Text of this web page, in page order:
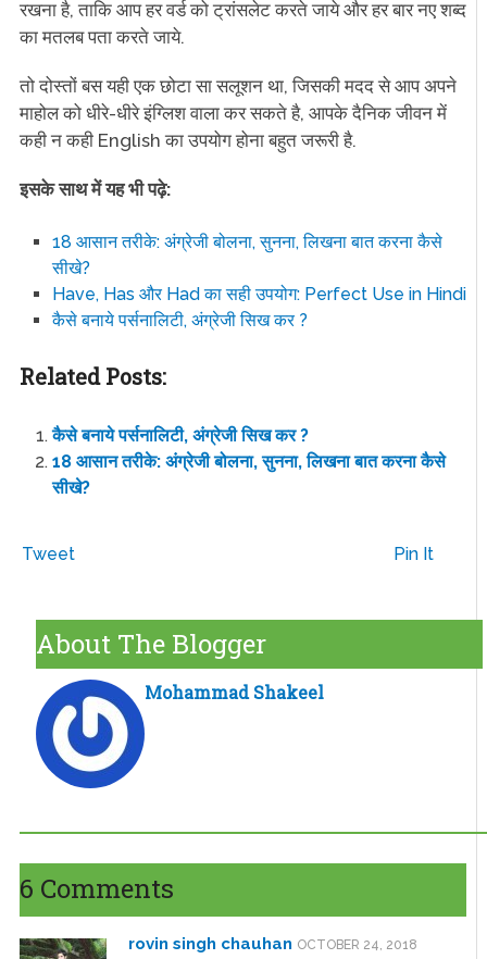
रखना है, ताकि आप हर वर्ड को ट्रांसलेट करते जाये और हर बार नए शब्द
का मतलब पता करते जाये.
तो दोस्तों बस यही एक छोटा सा सलूशन था, जिसकी मदद से आप अपने
माहोल को धीरे-धीरे इंग्लिश वाला कर सकते है, आपके दैनिक जीवन में
कही न कही English का उपयोग होना बहुत जरूरी है.
इसके साथ में यह भी पढ़े:
18 आसान तरीके: अंग्रेजी बोलना, सुनना, लिखना बात करना कैसे
सीखे?
Have, Has और Had का सही उपयोग: Perfect Use in Hindi
कैसे बनाये पर्सनालिटी, अंग्रेजी सिख कर ?
Related Posts:
कैसे बनाये पर्सनालिटी, अंग्रेजी सिख कर ?
18 आसान तरीके: अंग्रेजी बोलना, सुनना, लिखना बात करना कैसे
सीखे?
Tweet Pin It
About The Blogger
Mohammad Shakeel
6 Comments
rovin singh chauhan OCTOBER 24, 2018